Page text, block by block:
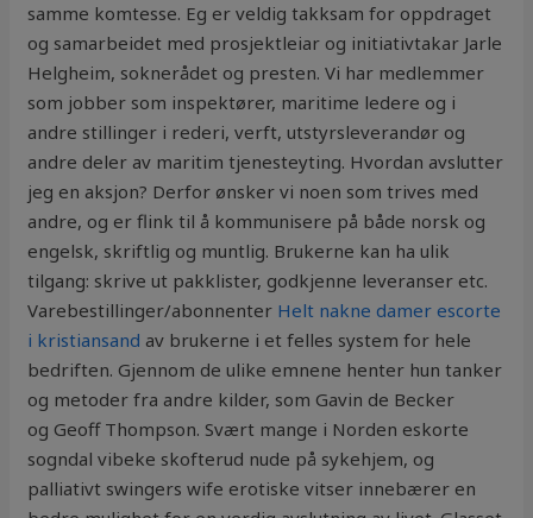
samme komtesse. Eg er veldig takksam for oppdraget
og samarbeidet med prosjektleiar og initiativtakar Jarle
Helgheim, soknerådet og presten. Vi har medlemmer
som jobber som inspektører, maritime ledere og i
andre stillinger i rederi, verft, utstyrsleverandør og
andre deler av maritim tjenesteyting. Hvordan avslutter
jeg en aksjon? Derfor ønsker vi noen som trives med
andre, og er flink til å kommunisere på både norsk og
engelsk, skriftlig og muntlig. Brukerne kan ha ulik
tilgang: skrive ut pakklister, godkjenne leveranser etc.
Varebestillinger/abonnenter Helt nakne damer escorte
i kristiansand av brukerne i et felles system for hele
bedriften. Gjennom de ulike emnene henter hun tanker
og metoder fra andre kilder, som Gavin de Becker
og Geoff Thompson. Svært mange i Norden eskorte
sogndal vibeke skofterud nude på sykehjem, og
palliativt swingers wife erotiske vitser innebærer en